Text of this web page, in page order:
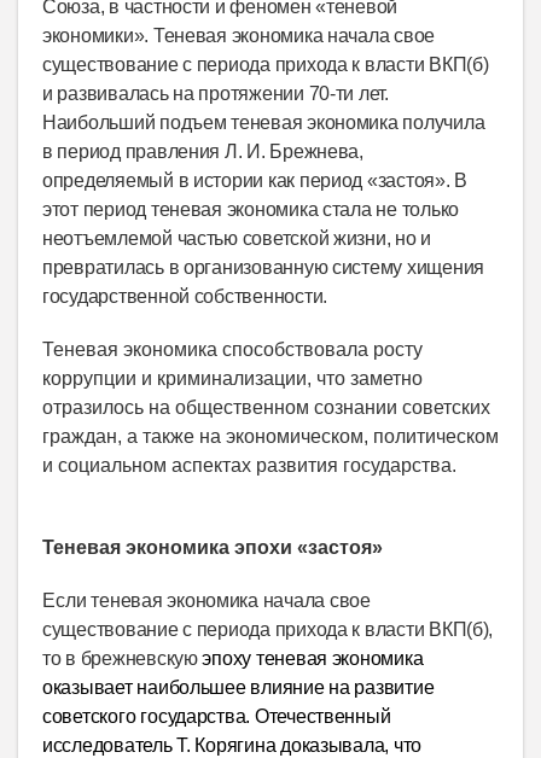
Союза, в частности и феномен «теневой
экономики». Теневая экономика начала свое
существование с периода прихода к власти ВКП(б)
и развивалась на протяжении 70-ти лет.
Наибольший подъем теневая экономика получила
в период правления Л. И. Брежнева,
определяемый в истории как период «застоя». В
этот период теневая экономика стала не только
неотъемлемой частью советской жизни, но и
превратилась в организованную систему хищения
государственной собственности.
Теневая экономика способствовала росту
коррупции и криминализации, что заметно
отразилось на общественном сознании советских
граждан, а также на экономическом, политическом
и социальном аспектах развития государства.
Теневая экономика эпохи «застоя»
Если теневая экономика начала свое
существование с периода прихода к власти ВКП(б),
то в брежневскуюэпоху теневая экономика
оказывает наибольшее влияние на развитие
советского государства. Отечественный
исследователь Т. Корягина доказывала, что